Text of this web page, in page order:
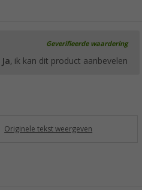
Geverifieerde waardering
Ja, ik kan dit product aanbevelen
Originele tekst weergeven